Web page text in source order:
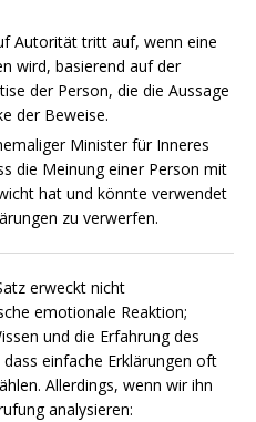
Autorität tritt auf, wenn eine
wird, basierend auf der
der Person, die die Aussage
der Beweise.
Minister für Inneres
die Meinung einer Person mit
hat und könnte verwendet
zu verwerfen.
erweckt nicht
emotionale Reaktion;
und die Erfahrung des
einfache Erklärungen oft
Allerdings, wenn wir ihn
analysieren: